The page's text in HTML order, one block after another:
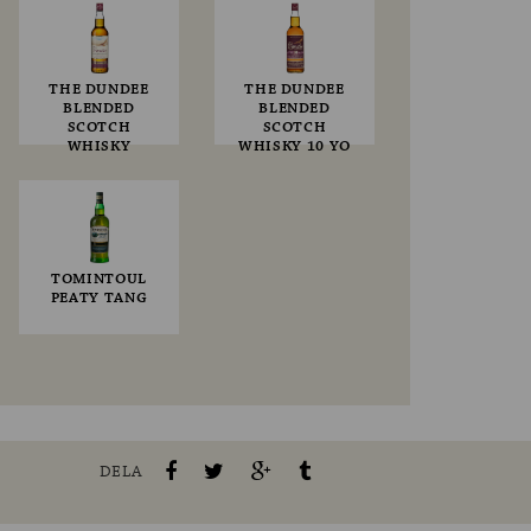
THE DUNDEE
BLENDED
SCOTCH
WHISKY
THE DUNDEE
BLENDED
SCOTCH
WHISKY 10 YO
TOMINTOUL
PEATY TANG
DELA